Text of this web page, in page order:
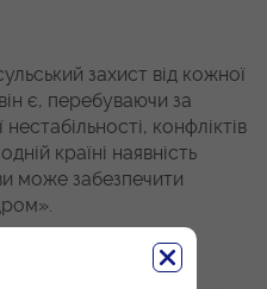
захист від кожної
є, перебуваючи за
конфліктів
країні наявність
може забезпечити